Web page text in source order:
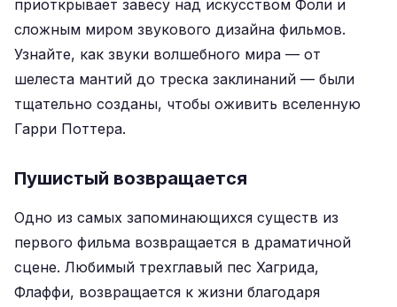
приоткрывает завесу над искусством Фоли и
сложным миром звукового дизайна фильмов.
Узнайте, как звуки волшебного мира — от
шелеста мантий до треска заклинаний — были
тщательно созданы, чтобы оживить вселенную
Гарри Поттера.
Пушистый возвращается
Одно из самых запоминающихся существ из
первого фильма возвращается в драматичной
сцене. Любимый трехглавый пес Хагрида,
Флаффи, возвращается к жизни благодаря